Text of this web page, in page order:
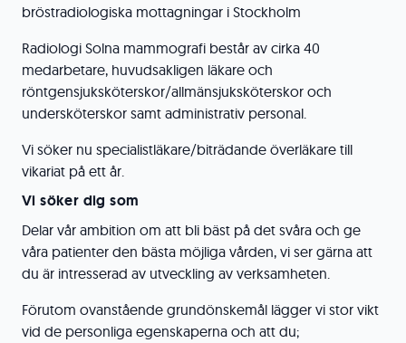
bröstradiologiska mottagningar i Stockholm
Radiologi Solna mammografi består av cirka 40
medarbetare, huvudsakligen läkare och
röntgensjuksköterskor/allmänsjuksköterskor och
undersköterskor samt administrativ personal.
Vi söker nu specialistläkare/biträdande överläkare till
vikariat på ett år.
Vi söker dig som
Delar vår ambition om att bli bäst på det svåra och ge
våra patienter den bästa möjliga vården, vi ser gärna att
du är intresserad av utveckling av verksamheten.
Förutom ovanstående grundönskemål lägger vi stor vikt
vid de personliga egenskaperna och att du;